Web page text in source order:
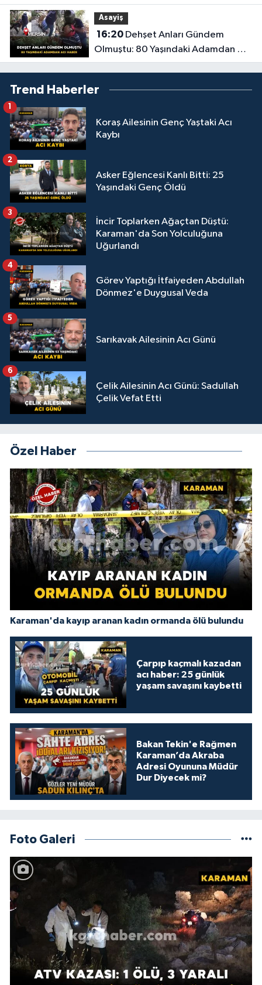
Asayiş
16:20Dehşet Anları Gündem
Olmuştu: 80 Yaşındaki Adamdan Acı
Haber
Trend Haberler
Koraş Ailesinin Genç Yaştaki Acı
Kaybı
1
Asker Eğlencesi Kanlı Bitti: 25
Yaşındaki Genç Öldü
2
İncir Toplarken Ağaçtan Düştü:
Karaman'da Son Yolculuğuna
Uğurlandı
3
Görev Yaptığı İtfaiyeden Abdullah
Dönmez'e Duygusal Veda
4
Sarıkavak Ailesinin Acı Günü
5
Çelik Ailesinin Acı Günü: Sadullah
Çelik Vefat Etti
6
Özel Haber
Karaman'da kayıp aranan kadın ormanda ölü bulundu
Çarpıp kaçmalı kazadan
acı haber: 25 günlük
yaşam savaşını kaybetti
Bakan Tekin'e Rağmen
Karaman’da Akraba
Adresi Oyununa Müdür
Dur Diyecek mi?
Foto Galeri